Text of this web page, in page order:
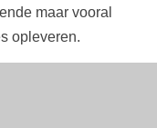
maar vooral
opleveren.